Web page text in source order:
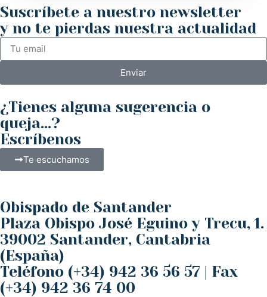
Suscríbete a nuestro newsletter
y no te pierdas nuestra actualidad
Enviar
¿Tienes alguna sugerencia o
queja...?
Escríbenos
Te escuchamos
Obispado de Santander
Plaza Obispo José Eguino y Trecu, 1.
39002 Santander, Cantabria
(España)
Teléfono (+34) 942 36 56 57 | Fax
(+34) 942 36 74 00